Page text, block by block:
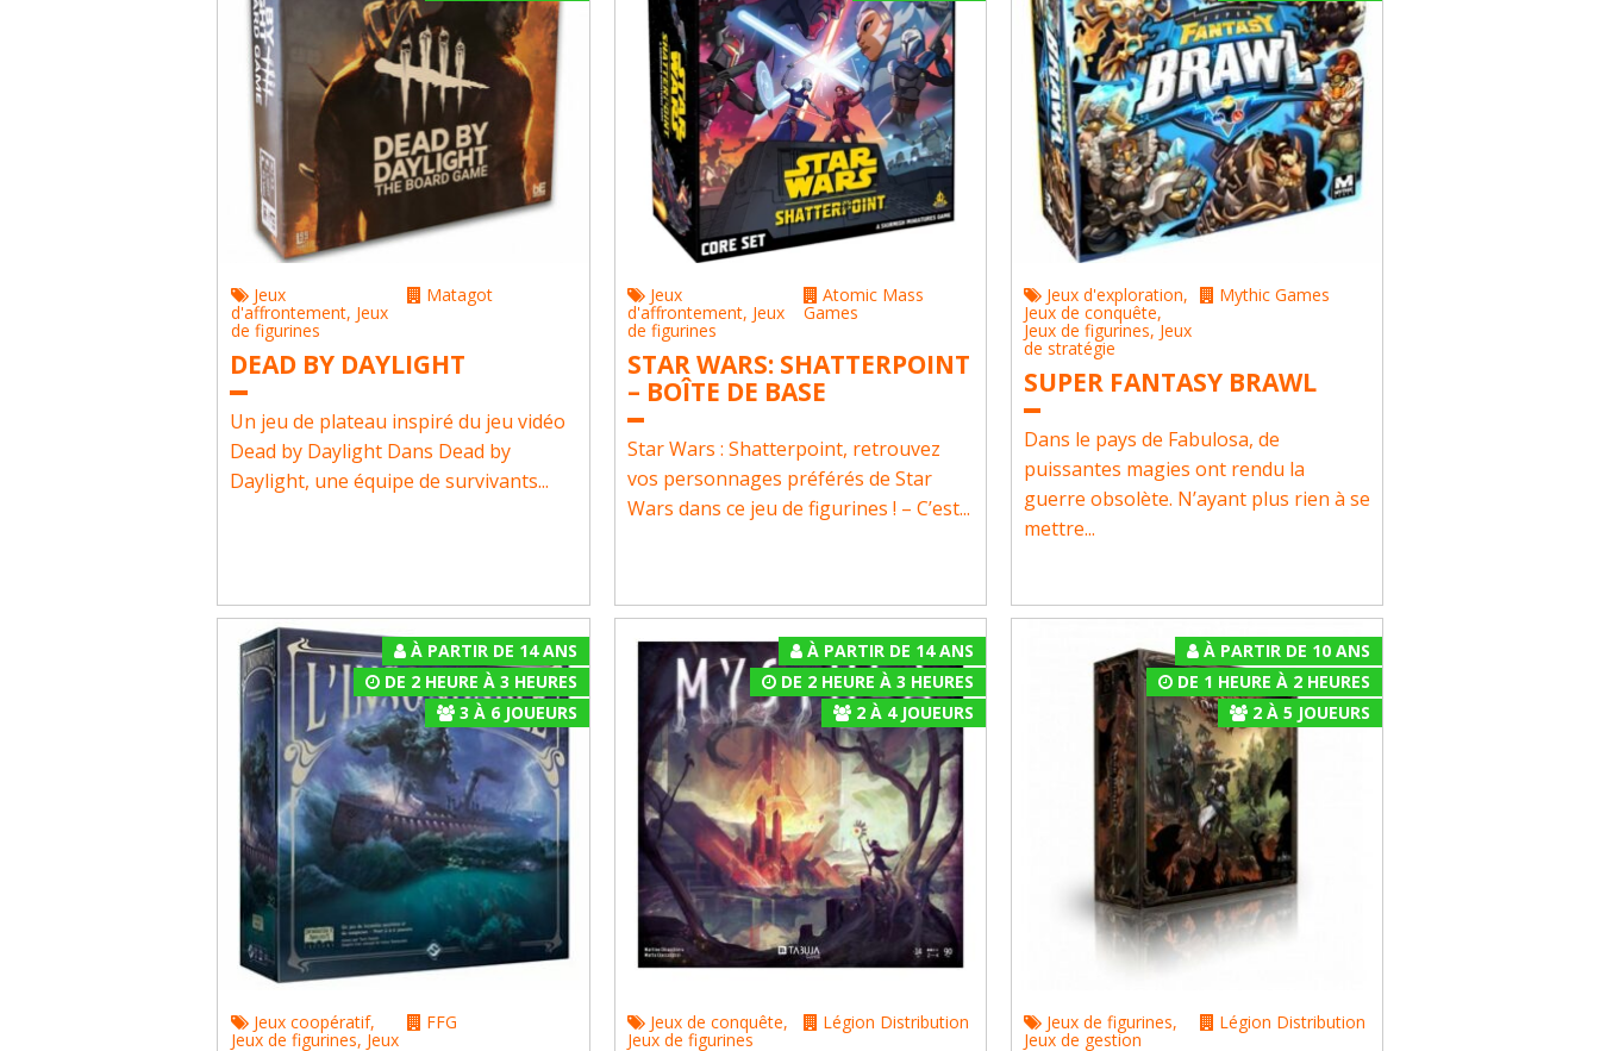
Jeux
d'affrontement, Jeux
de figurines
Matagot
DEAD BY DAYLIGHT
Un jeu de plateau inspiré du jeu vidéo
Dead by Daylight Dans Dead by
Daylight, une équipe de survivants...
Jeux
d'affrontement, Jeux
de figurines
Atomic Mass
Games
STAR WARS: SHATTERPOINT
– BOÎTE DE BASE
Star Wars : Shatterpoint, retrouvez
vos personnages préférés de Star
Wars dans ce jeu de figurines ! – C’est...
Jeux d'exploration,
Jeux de conquête,
Jeux de figurines, Jeux
de stratégie
Mythic Games
SUPER FANTASY BRAWL
Dans le pays de Fabulosa, de
puissantes magies ont rendu la
guerre obsolète. N’ayant plus rien à se
mettre...
À PARTIR DE 14 ANS
DE 2 HEURE À 3 HEURES
3 À 6JOUEURS
Jeux coopératif,
Jeux de figurines, Jeux
FFG
À PARTIR DE 14 ANS
DE 2 HEURE À 3 HEURES
2À 4JOUEURS
Jeux de conquête,
Jeux de figurines
Légion Distribution
À PARTIR DE 10 ANS
DE 1 HEURE À 2 HEURES
2À 5 JOUEURS
Jeux de figurines,
Jeux de gestion
Légion Distribution